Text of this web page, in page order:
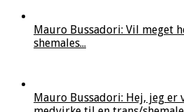
Mauro Bussadori: Vil meget
shemales...
Mauro Bussadori: Hej, jeg